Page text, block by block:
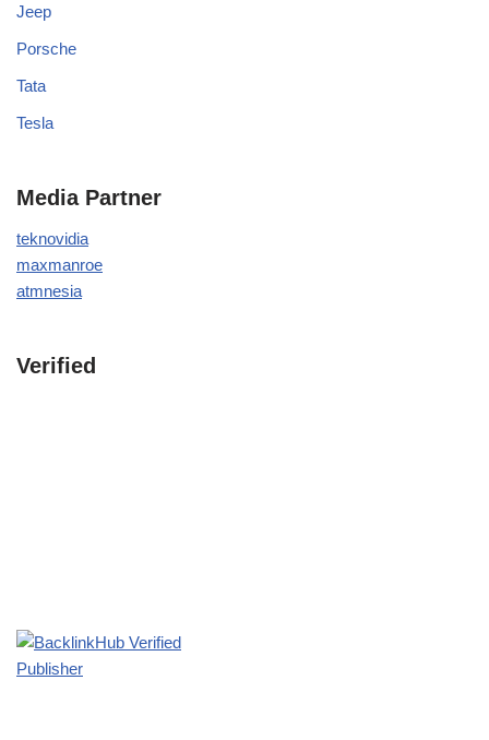
Jeep
Porsche
Tata
Tesla
Media Partner
teknovidia
maxmanroe
atmnesia
Verified